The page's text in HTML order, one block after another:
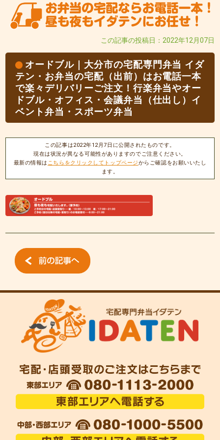
この記事の投稿日：2022年12月07日
オードブル｜大分市の宅配専門弁当 イダ
テン・お弁当の宅配（出前）はお電話一本
で楽々デリバリーご注文！行楽弁当やオー
ドブル・オフィス・会議弁当（仕出し）イ
ベント弁当・スポーツ弁当
この記事は2022年12月7日に公開されたものです。
現在は状況が異なる可能性がありますのでご注意ください。
最新の情報は こちらをクリックしてトップページからご確認をお願いいたし
ます。